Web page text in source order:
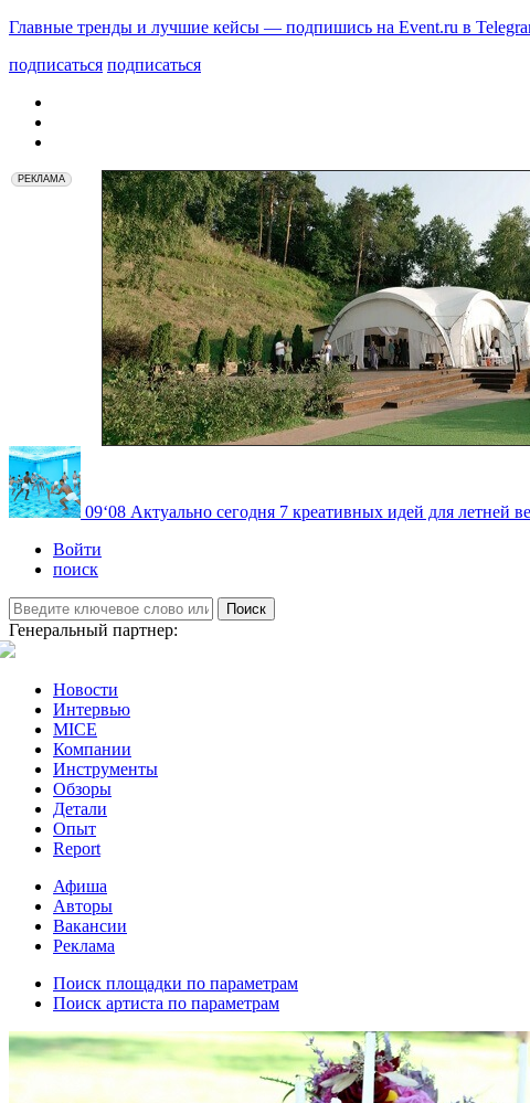
Главные тренды и лучшие кейсы — подпишись на Event.ru в
подписаться подписаться
РЕКЛАМА
09‘08 Актуально сегодня 7 креативных идей для летней
Войти
поиск
Поиск
Генеральный партнер:
Новости
Интервью
MICE
Компании
Инструменты
Обзоры
Детали
Опыт
Report
Афиша
Авторы
Вакансии
Реклама
Поиск площадки по параметрам
Поиск артиста по параметрам